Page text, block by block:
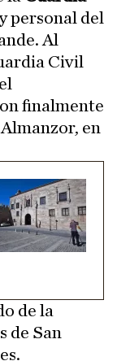
personal del
Al
Civil
finalmente
en
de la
de San